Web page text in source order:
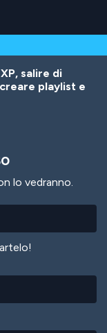
salire di
playlist e
lo vedranno.